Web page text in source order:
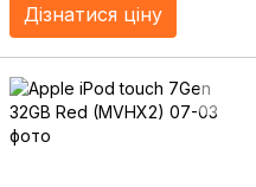
Дізнатися ціну